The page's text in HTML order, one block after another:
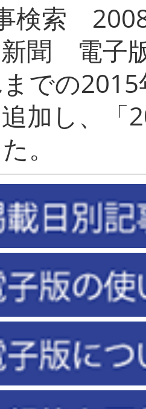
検索
聞 電子
での
加し、「
し